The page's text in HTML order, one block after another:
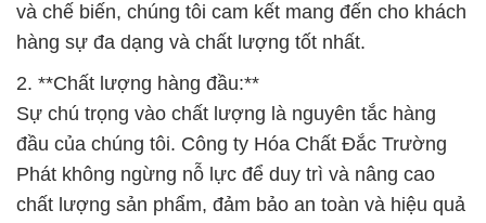
và chế biến, chúng tôi cam kết mang đến cho khách
hàng sự đa dạng và chất lượng tốt nhất.
2. **Chất lượng hàng đầu:**
Sự chú trọng vào chất lượng là nguyên tắc hàng
đầu của chúng tôi. Công ty Hóa Chất Đắc Trường
Phát không ngừng nỗ lực để duy trì và nâng cao
chất lượng sản phẩm, đảm bảo an toàn và hiệu quả